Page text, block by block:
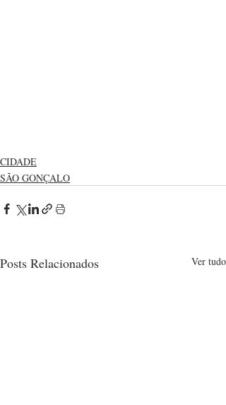
CIDADE
SÃO GONÇALO
Posts Relacionados Ver tudo